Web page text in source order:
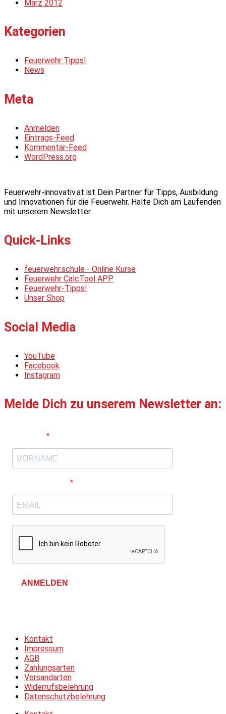
März 2012
Kategorien
Feuerwehr Tipps!
News
Meta
Anmelden
Eintrags-Feed
Kommentar-Feed
WordPress.org
Feuerwehr-innovativ.at ist Dein Partner für Tipps, Ausbildung
und Innovationen für die Feuerwehr. Halte Dich am Laufenden
mit unserem Newsletter.
Quick-Links
feuerwehr.schule - Online Kurse
Feuerwehr CalcTool APP
Feuerwehr-Tipps!
Unser Shop
Social Media
YouTube
Facebook
Instagram
Melde Dich zu unserem Newsletter an:
ANMELDEN
Kontakt
Impressum
AGB
Zahlungsarten
Versandarten
Widerrufsbelehrung
Datenschutzbelehrung